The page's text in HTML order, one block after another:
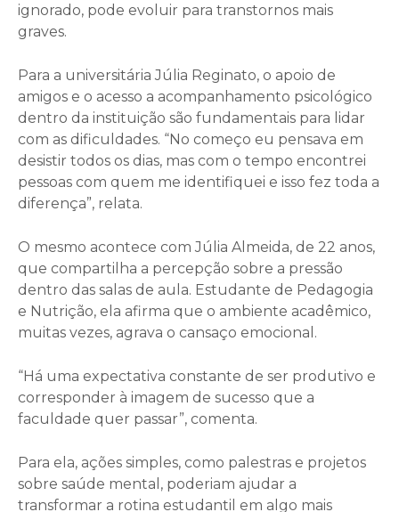
ignorado, pode evoluir para transtornos mais
graves.
Para a universitária Júlia Reginato, o apoio de
amigos e o acesso a acompanhamento psicológico
dentro da instituição são fundamentais para lidar
com as dificuldades. “No começo eu pensava em
desistir todos os dias, mas com o tempo encontrei
pessoas com quem me identifiquei e isso fez toda a
diferença”, relata.
O mesmo acontece com Júlia Almeida, de 22 anos,
que compartilha a percepção sobre a pressão
dentro das salas de aula. Estudante de Pedagogia
e Nutrição, ela afirma que o ambiente acadêmico,
muitas vezes, agrava o cansaço emocional.
“Há uma expectativa constante de ser produtivo e
corresponder à imagem de sucesso que a
faculdade quer passar”, comenta.
Para ela, ações simples, como palestras e projetos
sobre saúde mental, poderiam ajudar a
transformar a rotina estudantil em algo mais